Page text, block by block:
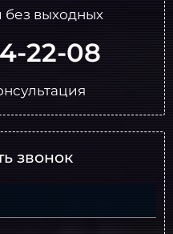
без выходных
22-08
звонок